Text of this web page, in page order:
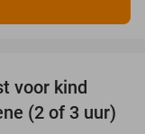
voor kind
(2 of 3 uur)